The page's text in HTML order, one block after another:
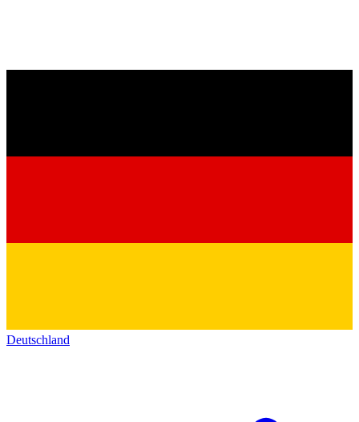
Deutschland